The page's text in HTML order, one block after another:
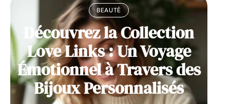
BEAUTÉ
Découvrez la Collection
Love Links : Un Voyage
Émotionnel à Travers des
Bijoux Personnalisés